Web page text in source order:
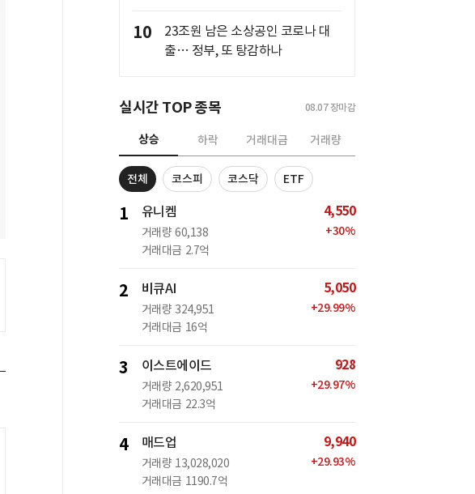
10
23조원 남은 소상공인 코로나 대
출… 정부, 또 탕감하나
실시간 TOP 종목 08.07 장마감
상승 하락 거래대금 거래량
전체 코스피 코스닥 ETF
1 유니켐
거래량 60,138
거래대금 2.7억
4,550
+30%
2 비큐AI
거래량 324,951
거래대금 16억
5,050
+29.99%
3 이스트에이드
거래량 2,620,951
거래대금 22.3억
928
+29.97%
4 매드업
거래량 13,028,020
거래대금 1190.7억
9,940
+29.93%